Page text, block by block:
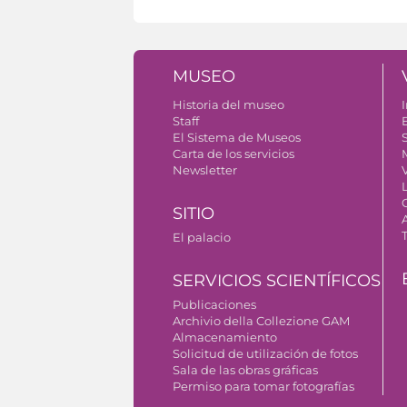
MUSEO
Historia del museo
Staff
El Sistema de Museos
Carta de los servicios
Newsletter
SITIO
El palacio
SERVICIOS SCIENTÍFICOS
Publicaciones
Archivio della Collezione GAM
Almacenamiento
Solicitud de utilización de fotos
Sala de las obras gráficas
Permiso para tomar fotografías